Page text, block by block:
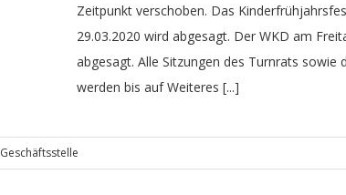
Zeitpunkt verschoben. Das
29.03.2020 wird abgesagt. Der WKD am
abgesagt. Alle Sitzungen des Turnrats sowie
werden bis auf Weiteres [...]
Geschäftsstelle